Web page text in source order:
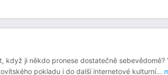
když ji někdo pronese dostatečně sebevědomě?
pokladu i do další internetové kulturní...